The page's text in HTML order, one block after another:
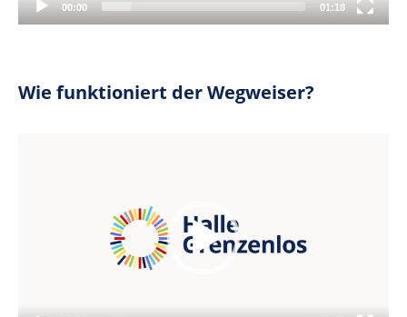
00:00 01:18
Wie funktioniert der Wegweiser?